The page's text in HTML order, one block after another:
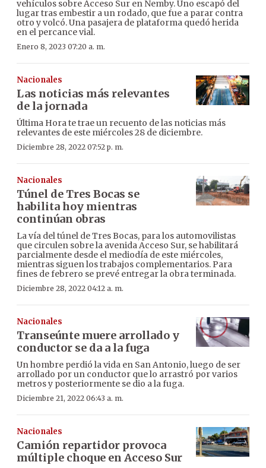
vehículos sobre Acceso Sur en Ñemby. Uno escapó del
lugar tras embestir a un rodado, que fue a parar contra
otro y volcó. Una pasajera de plataforma quedó herida
en el percance vial.
Enero 8, 2023 07:20 a. m.
Nacionales
Las noticias más relevantes
de la jornada
Última Hora te trae un recuento de las noticias más
relevantes de este miércoles 28 de diciembre.
Diciembre 28, 2022 07:52 p. m.
Nacionales
Túnel de Tres Bocas se
habilita hoy mientras
continúan obras
La vía del túnel de Tres Bocas, para los automovilistas
que circulen sobre la avenida Acceso Sur, se habilitará
parcialmente desde el mediodía de este miércoles,
mientras siguen los trabajos complementarios. Para
fines de febrero se prevé entregar la obra terminada.
Diciembre 28, 2022 04:12 a. m.
Nacionales
Transeúnte muere arrollado y
conductor se da a la fuga
Un hombre perdió la vida en San Antonio, luego de ser
arrollado por un conductor que lo arrastró por varios
metros y posteriormente se dio a la fuga.
Diciembre 21, 2022 06:43 a. m.
Nacionales
Camión repartidor provoca
múltiple choque en Acceso Sur